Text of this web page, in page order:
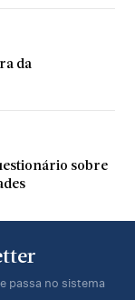
da
sobre
passa no sistema